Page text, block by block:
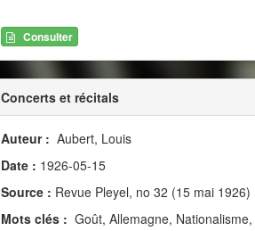
Consulter
Concerts et récitals
Auteur : Aubert, Louis
Date : 1926-05-15
Source : Revue Pleyel, no 32 (15 mai 1926)
Mots clés : Goût, Allemagne,